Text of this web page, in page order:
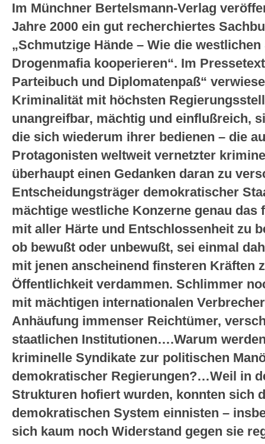
Im Münchner Bertelsmann-Verlag
Jahre 2000 ein gut recherchiertes
„Schmutzige Hände – Wie die
Drogenmafia kooperieren“. Im
Parteibuch und Diplomatenpaß“
Kriminalität mit höchsten
unangreifbar, mächtig und einflußreich,
die sich wiederum ihrer bedienen – die
Protagonisten weltweit vernetzter
überhaupt einen Gedanken daran zu
Entscheidungsträger demokratischer
mächtige westliche Konzerne genau das
mit aller Härte und Entschlossenheit zu
ob bewußt oder unbewußt, sei einmal
mit jenen anscheinend finsteren Kräften
Öffentlichkeit verdammen. Schlimmer
mit mächtigen internationalen
Anhäufung immenser Reichtümer,
staatlichen Institutionen….Warum
kriminelle Syndikate zur politischen
demokratischer Regierungen?…Weil in
Strukturen hofiert wurden, konnten sich
demokratischen System einnisten –
sich kaum noch Widerstand gegen sie